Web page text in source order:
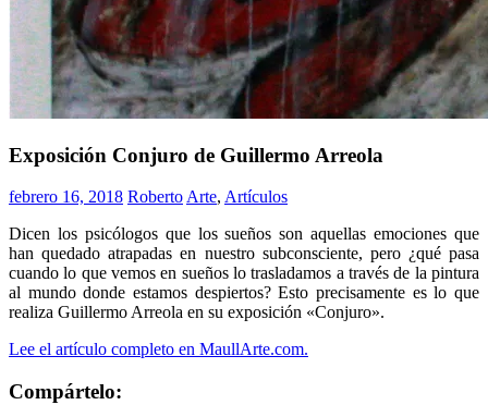
Exposición Conjuro de Guillermo Arreola
febrero 16, 2018 RobertoArte, Artículos
Dicen los psicólogos que los sueños son aquellas emociones que
han quedado atrapadas en nuestro subconsciente, pero ¿qué pasa
cuando lo que vemos en sueños lo trasladamos a través de la pintura
al mundo donde estamos despiertos? Esto precisamente es lo que
realiza Guillermo Arreola en su exposición «Conjuro».
Lee el artículo completo en MaullArte.com.
Compártelo: